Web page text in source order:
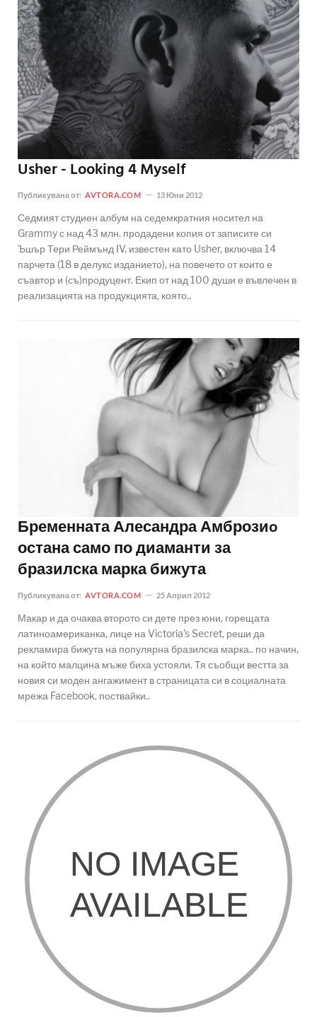
Usher - Looking 4 Myself
Публикувана от: AVTORA.COM 13 Юни 2012
Седмият студиен албум на седемкратния носител на
Grammy с над 43 млн. продадени копия от записите си
Ъшър Тери Реймънд IV, известен като Usher, включва 14
парчета (18 в делукс изданието), на повечето от които е
съавтор и (съ)продуцент. Екип от над 100 души е въвлечен в
реализацията на продукцията, която..
Бременната Алесандра Амброзиo
остана само по диаманти за
бразилска марка бижута
Публикувана от: AVTORA.COM 25 Април 2012
Макар и да очаква второто си дете през юни, горещата
латиноамериканка, лице на Victoria's Secret, реши да
рекламира бижута на популярна бразилска марка.. по начин,
на който малцина мъже биха устояли. Тя съобщи вестта за
новия си моден ангажимент в страницата си в социалната
мрежа Facebook, поствайки..